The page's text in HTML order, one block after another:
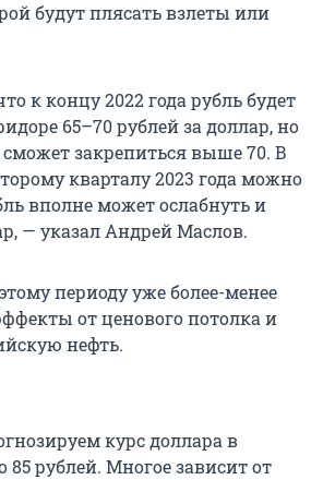
будут плясать взлеты или
к концу 2022 года рубль будет
65–70 рублей за доллар, но
закрепиться выше 70. В
кварталу 2023 года можно
вполне может ослабнуть и
— указал Андрей Маслов.
периоду уже более-менее
от ценового потолка и
нефть.
курс доллара в
85 рублей. Многое зависит от